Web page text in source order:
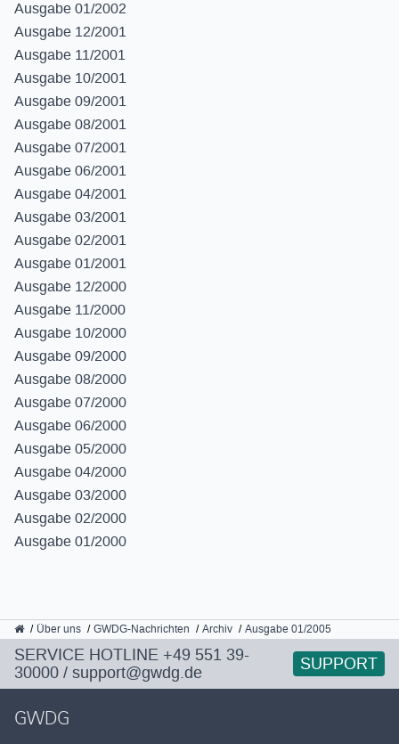
Ausgabe 01/2002
Ausgabe 12/2001
Ausgabe 11/2001
Ausgabe 10/2001
Ausgabe 09/2001
Ausgabe 08/2001
Ausgabe 07/2001
Ausgabe 06/2001
Ausgabe 04/2001
Ausgabe 03/2001
Ausgabe 02/2001
Ausgabe 01/2001
Ausgabe 12/2000
Ausgabe 11/2000
Ausgabe 10/2000
Ausgabe 09/2000
Ausgabe 08/2000
Ausgabe 07/2000
Ausgabe 06/2000
Ausgabe 05/2000
Ausgabe 04/2000
Ausgabe 03/2000
Ausgabe 02/2000
Ausgabe 01/2000
GWDG
Über uns GWDG-Nachrichten Archiv Ausgabe 01/2005
SERVICE HOTLINE +49 551 39-
30000 / support@gwdg.de SUPPORT
GWDG